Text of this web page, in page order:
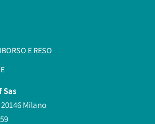
E RESO
Sas
Milano